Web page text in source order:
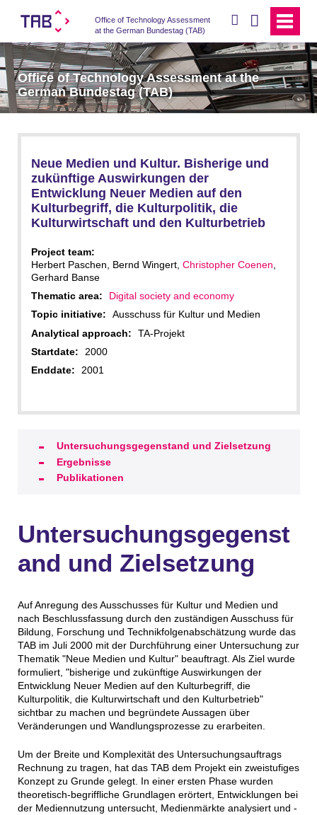
Office of Technology Assessment
at the German Bundestag (TAB)
Office of Technology Assessment at the
German Bundestag (TAB)
Neue Medien und Kultur. Bisherige und
zukünftige Auswirkungen der
Entwicklung Neuer Medien auf den
Kulturbegriff, die Kulturpolitik, die
Kulturwirtschaft und den Kulturbetrieb
Project team:
Herbert Paschen, Bernd Wingert, Christopher Coenen
Gerhard Banse
Thematic area:
Digital society and economy
Topic initiative:
Ausschuss für Kultur und Medien
Analytical approach:
TA-Projekt
Startdate:
2000
Enddate:
2001
Untersuchungsgegenstand und Zielsetzung
Ergebnisse
Publikationen
Untersuchungsgegenst
and und Zielsetzung
Auf Anregung des Ausschusses für Kultur und Medien und
nach Beschlussfassung durch den zuständigen Ausschuss für
Bildung, Forschung und Technikfolgenabschätzung wurde das
TAB im Juli 2000 mit der Durchführung einer Untersuchung zur
Thematik "Neue Medien und Kultur" beauftragt. Als Ziel wurde
formuliert, "bisherige und zukünftige Auswirkungen der
Entwicklung Neuer Medien auf den Kulturbegriff, die
Kulturpolitik, die Kulturwirtschaft und den Kulturbetrieb"
sichtbar zu machen und begründete Aussagen über
Veränderungen und Wandlungsprozesse zu erarbeiten.
Um der Breite und Komplexität des Untersuchungsauftrags
Rechnung zu tragen, hat das TAB dem Projekt ein zweistufiges
Konzept zu Grunde gelegt. In einer ersten Phase wurden
theoretisch-begriffliche Grundlagen erörtert, Entwicklungen bei
der Mediennutzung untersucht, Medienmärkte analysiert und -